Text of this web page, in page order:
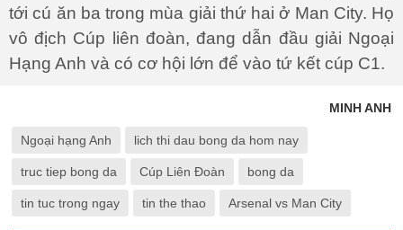
tới cú ăn ba trong mùa giải thứ hai ở Man City. Họ
vô địch Cúp liên đoàn, đang dẫn đầu giải Ngoại
Hạng Anh và có cơ hội lớn để vào tứ kết cúp C1.
MINH ANH
Ngoại hạng Anh lich thi dau bong da hom nay
truc tiep bong da Cúp Liên Đoàn bong da
tin tuc trong ngay tin the thao Arsenal vs Man City